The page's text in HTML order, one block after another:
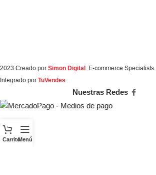
2023 Creado por Simon Digital. E-commerce Specialists.
Integrado por TuVendes
Nuestras Redes
CarritoMenú